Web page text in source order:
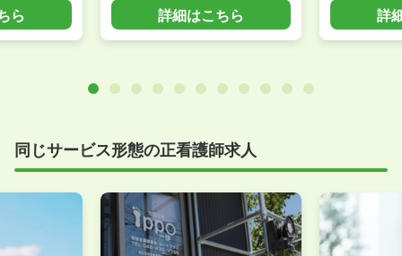
ら 詳細はこちら 詳
同じサービス形態の正看護師求人